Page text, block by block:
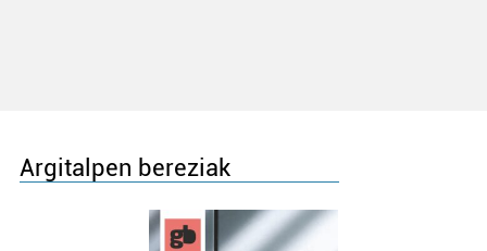
Argitalpen bereziak